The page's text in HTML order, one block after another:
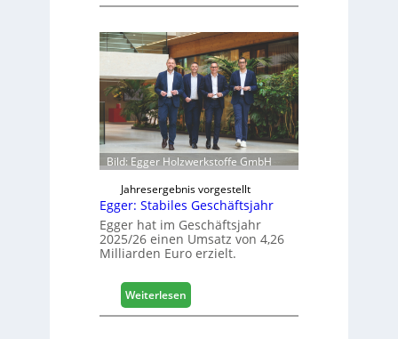
i
e
r
t
s
c
h
f
e
l
e
e
r
ö
f
f
n
e
t
L
o
s
Bild: Egger Holzwerkstoffe GmbH
Jahresergebnis vorgestellt
Egger: Stabiles Geschäftsjahr
Egger hat im Geschäftsjahr
2025/26 einen Umsatz von 4,26
Milliarden Euro erzielt.
Weiterlesen:
E